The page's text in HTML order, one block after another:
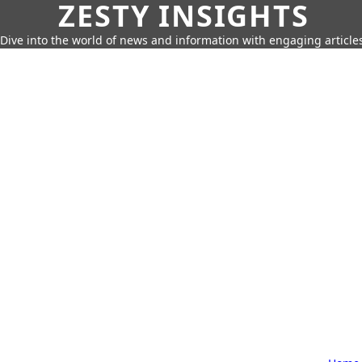
ZESTY INSIGHTS
Dive into the world of news and information with engaging